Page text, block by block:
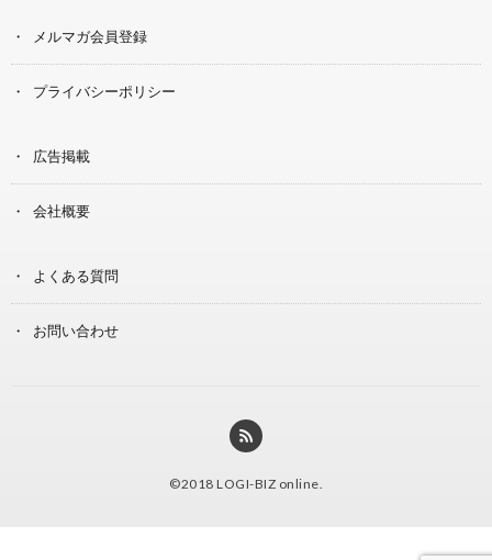
メルマガ会員登録
プライバシーポリシー
広告掲載
会社概要
よくある質問
お問い合わせ
©2018 LOGI-BIZ online